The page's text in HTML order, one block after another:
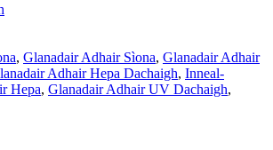
, Glanadair Adhair Sìona, Glanadair Adhair
Adhair Hepa Dachaigh, Inneal-
Hepa, Glanadair Adhair UV Dachaigh,